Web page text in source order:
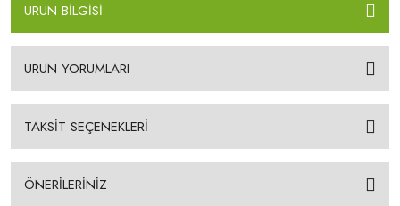
ÜRÜN BİLGİSİ
ÜRÜN YORUMLARI
TAKSİT SEÇENEKLERİ
ÖNERİLERİNİZ